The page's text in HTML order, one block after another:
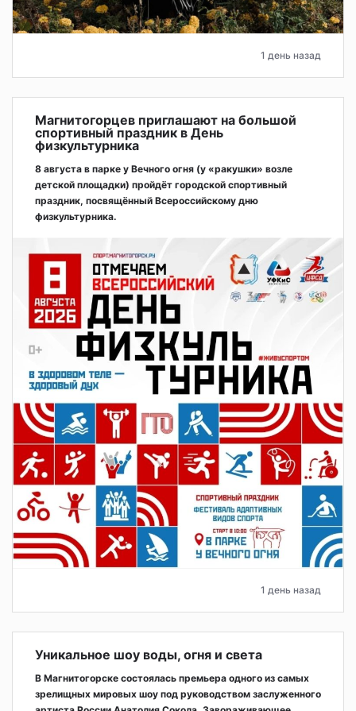
1 день назад
Магнитогорцев приглашают на большой
спортивный праздник в День
физкультурника
8 августа в парке у Вечного огня (у «ракушки» возле
детской площадки) пройдёт городской спортивный
праздник, посвящённый Всероссийскому дню
физкультурника.
1 день назад
Уникальное шоу воды, огня и света
В Магнитогорске состоялась премьера одного из самых
зрелищных мировых шоу под руководством заслуженного